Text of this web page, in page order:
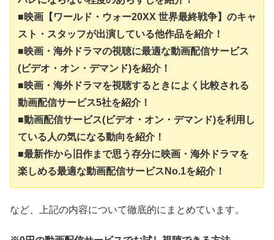
■映画【ワールド・ウォー20XX 世界最終戦争】のキャ
スト・スタッフが出演している他作品を紹介！
■映画・海外ドラマの視聴に最適な動画配信サービス
(ビデオ・オン・デマンド)を紹介！
■映画・海外ドラマを視聴するときによく比較される
動画配信サービス5社を紹介！
■動画配信サービス(ビデオ・オン・デマンド)を利用し
ている人の気になる動向を紹介！
■最新作から旧作まで思う存分に映画・海外ドラマを
楽しめる最適な動画配信サービスNo.1を紹介！
など、上記の内容について徹底的にまとめています。